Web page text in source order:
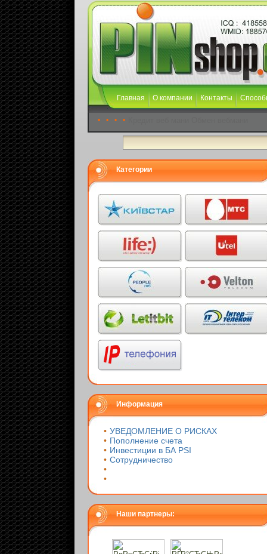
Главная О компании Контакты
• • • •
Категории
Информация
• УВЕДОМЛЕНИЕ О РИСКАХ
• Пополнение счета
• Инвестиции в БА PSI
• Сотрудничество
•
•
Наши партнеры: